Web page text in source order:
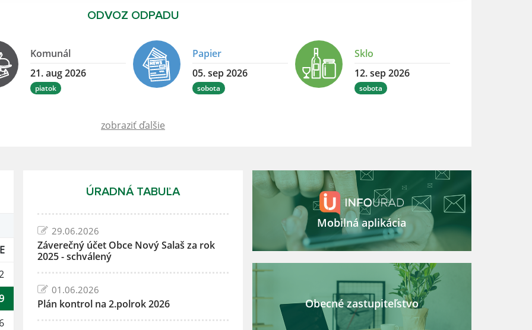
ODVOZ ODPADU
Komunál
21. aug 2026
piatok
Papier
05. sep 2026
sobota
Sklo
12. sep 2026
sobota
zobraziť ďalšie
ÚRADNÁ TABUĽA
29.06.2026
Záverečný účet Obce Nový Salaš za rok
2025 - schválený
01.06.2026
Plán kontrol na 2.polrok 2026
Mobilná aplikácia
Obecné zastupiteľstvo